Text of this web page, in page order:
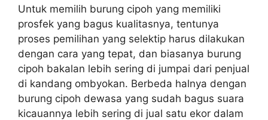
Untuk memilih burung cipoh yang memiliki
prosfek yang bagus kualitasnya, tentunya
proses pemilihan yang selektip harus dilakukan
dengan cara yang tepat, dan biasanya burung
cipoh bakalan lebih sering di jumpai dari penjual
di kandang ombyokan. Berbeda halnya dengan
burung cipoh dewasa yang sudah bagus suara
kicauannya lebih sering di jual satu ekor dalam